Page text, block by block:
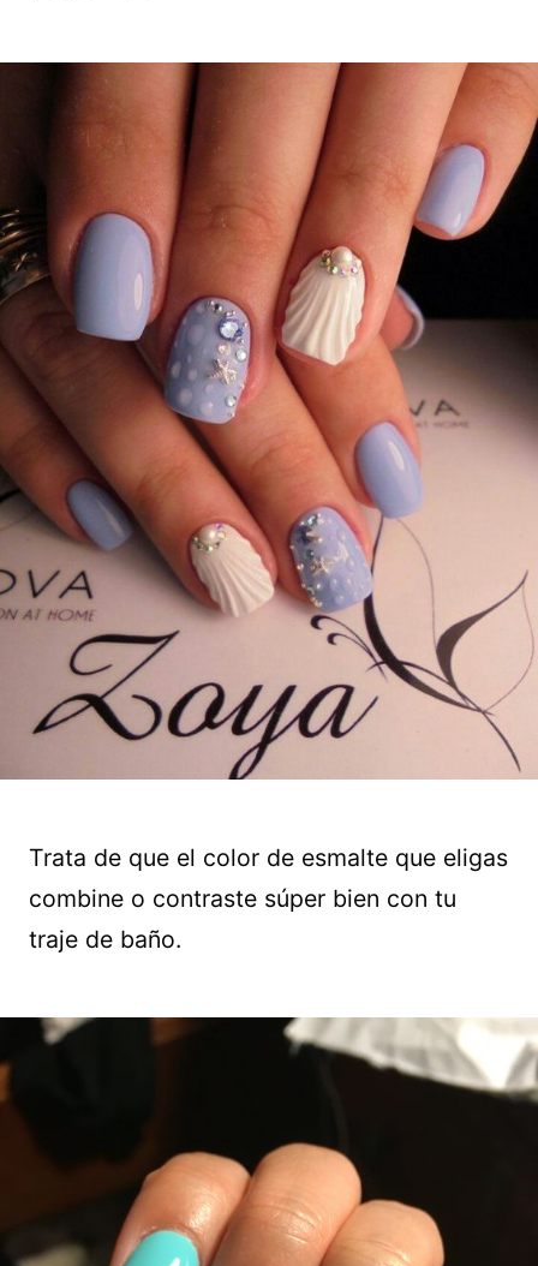
Trata de que el color de esmalte que eligas
combine o contraste súper bien con tu
traje de baño.